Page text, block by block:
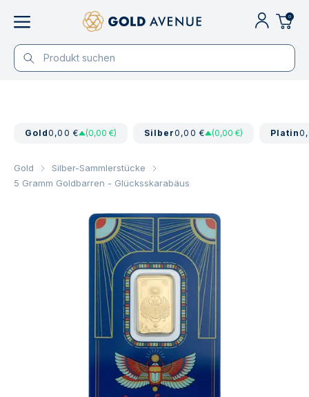
0
Gold0,00 € (0,00 €) Silber0,00 € (0,00 €) Platin
Gold
Silber-Sammlerstücke
5 Gramm Goldbarren - Glücksskarabäus